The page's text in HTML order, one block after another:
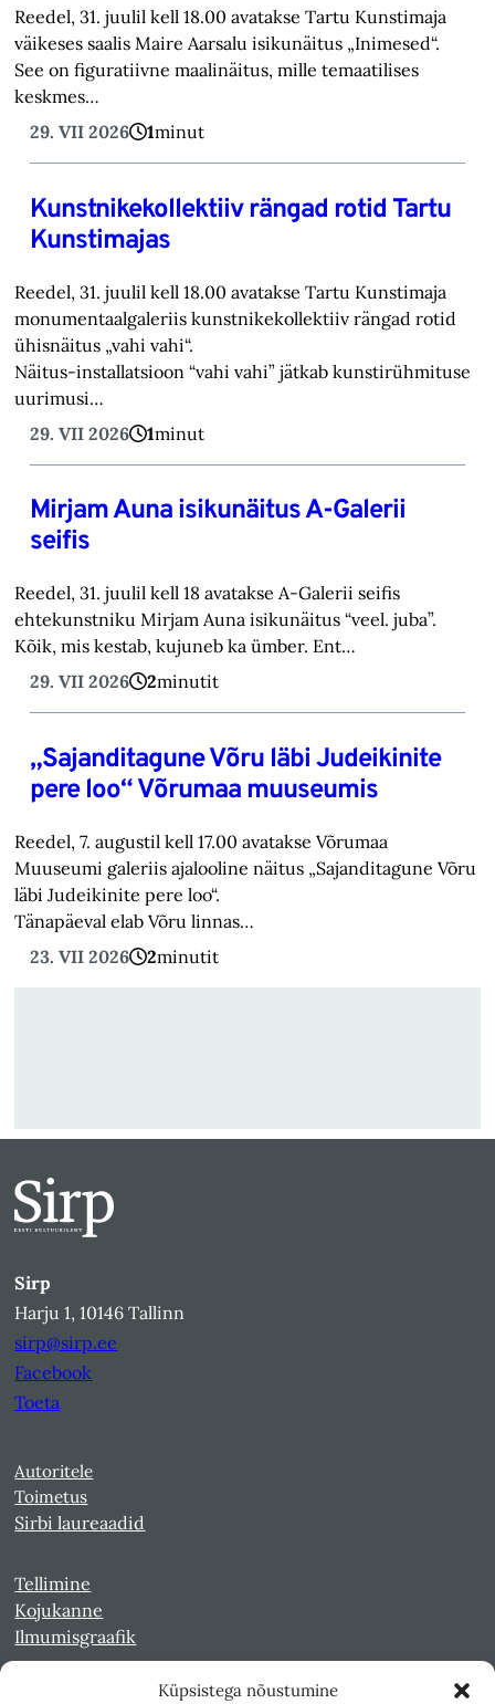
Küpsistega nõustumine
Reedel, 31. juulil kell 18.00 avatakse Tartu Kunstimaja
väikeses saalis Maire Aarsalu isikunäitus „Inimesed“.
See on figuratiivne maalinäitus, mille temaatilises
keskmes…
29. VII 2026
1minut
Kunstnikekollektiiv rängad rotid Tartu
Kunstimajas
Reedel, 31. juulil kell 18.00 avatakse Tartu Kunstimaja
monumentaalgaleriis kunstnikekollektiiv rängad rotid
ühisnäitus „vahi vahi“.
Näitus-installatsioon “vahi vahi” jätkab kunstirühmituse
uurimusi…
29. VII 2026
1minut
Mirjam Auna isikunäitus A-Galerii
seifis
Reedel, 31. juulil kell 18 avatakse A-Galerii seifis
ehtekunstniku Mirjam Auna isikunäitus “veel. juba”.
Kõik, mis kestab, kujuneb ka ümber. Ent…
29. VII 2026
2minutit
„Sajanditagune Võru läbi Judeikinite
pere loo“ Võrumaa muuseumis
Reedel, 7. augustil kell 17.00 avatakse Võrumaa
Muuseumi galeriis ajalooline näitus „Sajanditagune Võru
läbi Judeikinite pere loo“.
Tänapäeval elab Võru linnas…
23. VII 2026
2minutit
Sirp
Harju 1, 10146 Tallinn
sirp@sirp.ee
Facebook
Toeta
Autoritele
Toimetus
Sirbi laureaadid
Tellimine
Kojukanne
Ilmumisgraafik